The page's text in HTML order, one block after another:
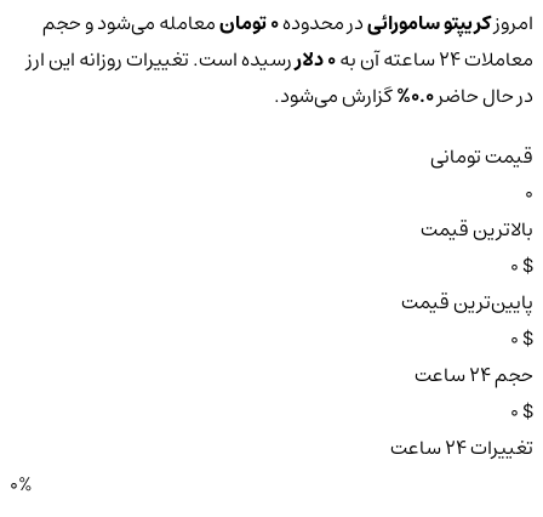
امروزکریپتو سامورائیدر محدوده0 تومان
معامله می‌شود و حجم
معاملات ۲۴ ساعته آن به
0 دلار
رسیده است. تغییرات روزانه این ارز
در حال حاضر0.0% گزارش می‌شود.
قیمت تومانی
بالاترین قیمت
$ 0
پایین‌ترین قیمت
$ 0
حجم ۲۴ ساعت
$ 0
تغییرات ۲۴ ساعت
0%